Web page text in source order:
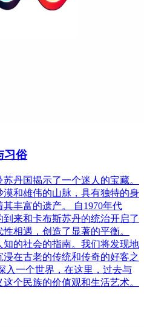
习俗
丹国揭示了一个迷人的宝藏。
和雄伟的山脉，具有独特的身
丰富的遗产。 自1970年代
来和卡布斯苏丹的统治开启了
相遇，创造了显著的平衡。
的社会的指南。我们将发现地
在古老的传统和传奇的好客之
入一个世界，在这里，过去与
个民族的价值观和生活艺术。